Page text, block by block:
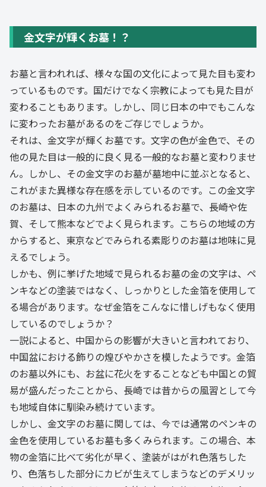
金文字が輝くお墓！？
お墓と言われれば、様々な国の文化によって見た目も変わ
っているものです。国だけでなく宗教によっても見た目が
変わることもあります。しかし、同じ日本の中でもこんな
に変わったお墓があるのをご存じでしょうか。
それは、金文字が輝くお墓です。文字の色が金色で、その
他の見た目は一般的に良く見る一般的なお墓と変わりませ
ん。しかし、その金文字のお墓が墓地中に並ぶとなると、
これがまた異様な存在感を示しているのです。この金文字
のお墓は、日本の九州でよくみられるお墓で、長崎や佐
賀、そして熊本などでよく見られます。こちらの地域の方
からすると、東京などでみられる素彫りのお墓は地味に見
えるでしょう。
しかも、例に挙げた地域で見られるお墓の金の文字は、ペ
ンキなどの塗装ではなく、しっかりとした金箔を使用して
る場合があります。なぜ金箔をこんなに惜しげもなく使用
しているのでしょうか？
一説によると、中国からの影響が大きいと言われており、
中国盆における飾りの煌びやかさを模したようです。金箔
のお墓以外にも、お盆に花火をすることなども中国との貿
易が盛んだったことから、長崎では昔からの風習として今
も地域自体に馴染み続けています。
しかし、金文字のお墓に関しては、今では通常のペンキの
金色を使用しているお墓も多くみられます。この場合、本
物の金箔に比べて劣化が早く、塗装がはがれ色落ちした
り、色落ちした部分にカビが生えてしまうなどのデメリッ